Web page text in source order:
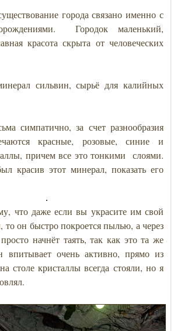
города связано именно с
Городок маленький,
красота скрыта от человеческих
сильвин, сырьё для калийных
симпатично, за счет разнообразия
красные, розовые, синие и
причем все это тонкими слоями.
красив этот минерал, показать его
что даже если вы украсите им свой
то он быстро покроется пылью, а через
начнёт таять, так как это та же
впитывает очень активно, прямо из
столе кристаллы всегда стояли, но я